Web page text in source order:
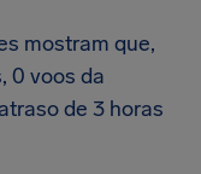
mostram que,
0 voos da
de 3 horas